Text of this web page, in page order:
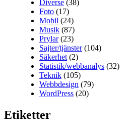
Diverse (38)
Foto (17)
Mobil (24)
Musik (87)
Prylar(23)
Sajter/tjänster(104)
Säkerhet (2)
Statistik/webbanalys (32)
Teknik (105)
Webbdesign (79)
WordPress (20)
Etiketter